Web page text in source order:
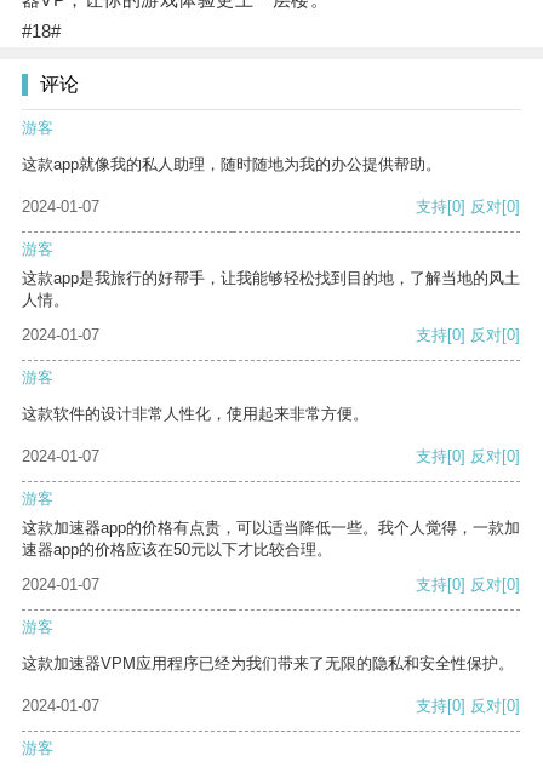
#18#
评论
游客
这款app就像我的私人助理，随时随地为我的办公提供帮助。
2024-01-07 支持[0] 反对[0]
游客
这款app是我旅行的好帮手，让我能够轻松找到目的地，了解当地的风土
人情。
2024-01-07
支持[0] 反对[0]
游客
这款软件的设计非常人性化，使用起来非常方便。
2024-01-07 支持[0] 反对[0]
游客
这款加速器app的价格有点贵，可以适当降低一些。我个人觉得，一款加
速器app的价格应该在50元以下才比较合理。
2024-01-07
支持[0] 反对[0]
游客
这款加速器VPM应用程序已经为我们带来了无限的隐私和安全性保护。
2024-01-07 支持[0] 反对[0]
游客